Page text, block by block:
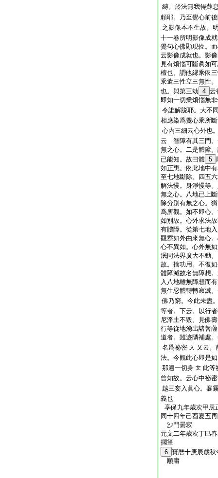
縛。於法無我得蘇
頼耶。乃至覺心前
之影像本不生故。
十一卷所明影像成
覺句心佛顯現位。
云影像成就也。影
見有煩惱可斷眞如
檀也。謂他縁乘依
乘遣三性立三無性
也。與第三劫 4 云
即知一切業煩惱無
令誰解脱耶。大不
相應染爲覺心乘所
心内三細云心外也
云 智障有其三門。
無之心。二是體障
已能知。故曰體 5
如正惠。依此地中
至七地斷除。四五
解法慢。身淨慢等
無之心。八地已上
除分別有無之心。
爲所觀。如不即心
如別故。心外求法
有體障。從第七地
觀察如外由來無心
心不異如。心外無
泯同法界廣大不動
故。捨功用。不復
體障滅故名無障想
入八地離無障想而
無生忍體轉轉寂滅
佛乃窮。今此未盡
等者。下云。以行
尼淨土不毀。見佛
行等從地湧出諸菩
道者。雖迹隣補處
名爲祕密 文 又云。
法。今觀此心即是
那遍一切身 文 此等
曾知故。云心中祕
越三妄入眞心。褰
義也
享保九年歳次甲辰
同十四年己酉夏五
沙門曇寂
元文二年歳次丁巳
擱筆
6 寶暦十庚辰歳
順庸